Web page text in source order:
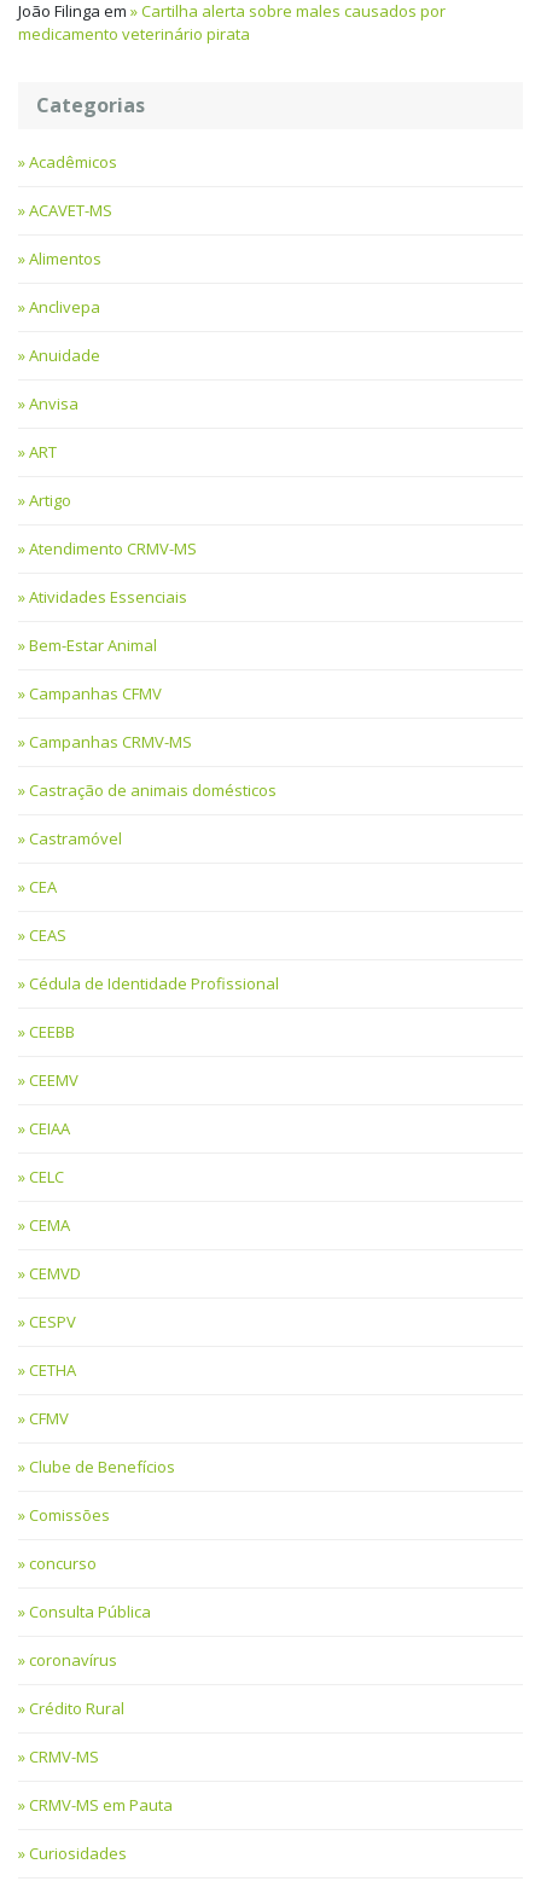
João Filinga em
Cartilha alerta sobre males causados por
medicamento veterinário pirata
Categorias
Acadêmicos
ACAVET-MS
Alimentos
Anclivepa
Anuidade
Anvisa
ART
Artigo
Atendimento CRMV-MS
Atividades Essenciais
Bem-Estar Animal
Campanhas CFMV
Campanhas CRMV-MS
Castração de animais domésticos
Castramóvel
CEA
CEAS
Cédula de Identidade Profissional
CEEBB
CEEMV
CEIAA
CELC
CEMA
CEMVD
CESPV
CETHA
CFMV
Clube de Benefícios
Comissões
concurso
Consulta Pública
coronavírus
Crédito Rural
CRMV-MS
CRMV-MS em Pauta
Curiosidades